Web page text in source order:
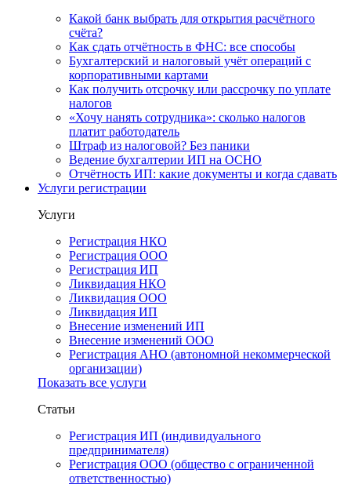
Какой банк выбрать для открытия расчётного
счёта?
Как сдать отчётность в ФНС: все способы
Бухгалтерский и налоговый учёт операций с
корпоративными картами
Как получить отсрочку или рассрочку по уплате
налогов
«Хочу нанять сотрудника»: сколько налогов
платит работодатель
Штраф из налоговой? Без паники
Ведение бухгалтерии ИП на ОСНО
Отчётность ИП: какие документы и когда сдавать
Услуги регистрации
Услуги
Регистрация НКО
Регистрация ООО
Регистрация ИП
Ликвидация НКО
Ликвидация ООО
Ликвидация ИП
Внесение изменений ИП
Внесение изменений ООО
Регистрация АНО (автономной некоммерческой
организации)
Показать все услуги
Статьи
Регистрация ИП (индивидуального
предпринимателя)
Регистрация ООО (общество с ограниченной
ответственностью)